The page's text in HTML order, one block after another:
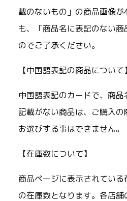
載のないもの」の商品画像
も、「商品名に表記のない
のでご了承ください。
【中国語表記の商品について
中国語表記のカードで、商
記載がない商品は、ご購入の
お選びする事はできません。
【在庫数について】
商品ページに表示されている
の在庫数となります。各店舗